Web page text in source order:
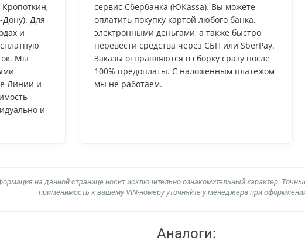
Дону). Для
и
Мы
Линии и
и
сервис Сбербанка (ЮKassa). Вы можете
оплатить покупку картой любого банка,
электронными деньгами, а также быстро
перевести средства через СБП или SberPay.
Заказы отправляются в сборку сразу после
100% предоплаты. С наложенным платежом
мы не работаем.
на данной странице носит исключительно ознакомительный характер.
применимость к вашему VIN-номеру уточняйте у менеджера при
Аналоги: